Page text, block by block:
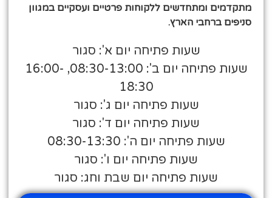
מתקדמים ומתחדשים ללקוחות פרטיים ועסקיים במגוון
סניפים ברחבי הארץ.
שעות פתיחה יום א': סגור
שעות פתיחה יום ב': 08:30-13:00, 16:00-
18:30
שעות פתיחה יום ג': סגור
שעות פתיחה יום ד': סגור
שעות פתיחה יום ה': 08:30-13:30
שעות פתיחה יום ו': סגור
שעות פתיחה יום שבת וחג: סגור